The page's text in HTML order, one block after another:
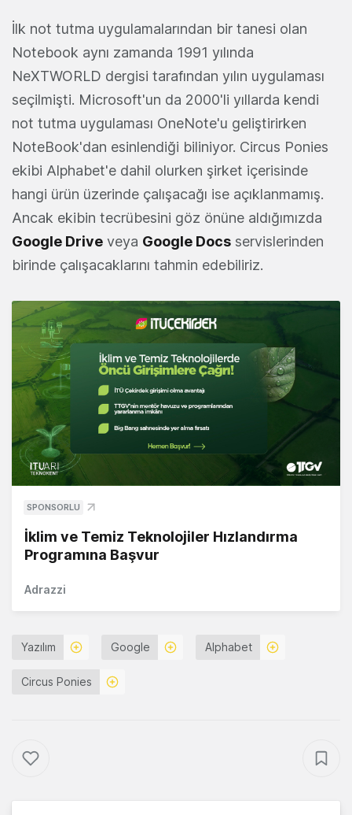
İlk not tutma uygulamalarından bir tanesi olan
Notebook aynı zamanda 1991 yılında
NeXTWORLD dergisi tarafından yılın uygulaması
seçilmişti. Microsoft'un da 2000'li yıllarda kendi
not tutma uygulaması OneNote'u geliştirirken
NoteBook'dan esinlendiği biliniyor. Circus Ponies
ekibi Alphabet'e dahil olurken şirket içerisinde
hangi ürün üzerinde çalışacağı ise açıklanmamış.
Ancak ekibin tecrübesini göz önüne aldığımızda
Google Drive veya Google Docs servislerinden
birinde çalışacaklarını tahmin edebiliriz.
SPONSORLU
İklim ve Temiz Teknolojiler Hızlandırma
Programına Başvur
Adrazzi
Yazılım Google Alphabet
Circus Ponies